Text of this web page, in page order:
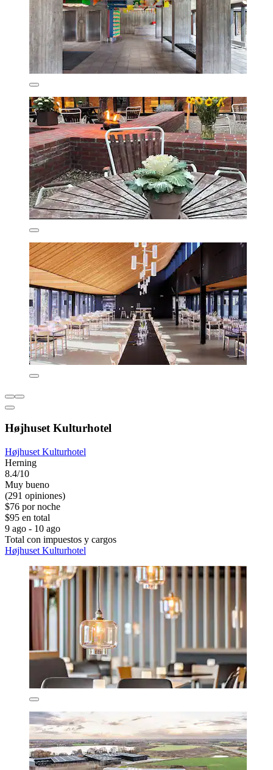
Højhuset Kulturhotel
Højhuset Kulturhotel
Herning
8.4/10
Muy bueno
(291 opiniones)
$76 por noche
$95 en total
9 ago - 10 ago
Total con impuestos y cargos
Højhuset Kulturhotel